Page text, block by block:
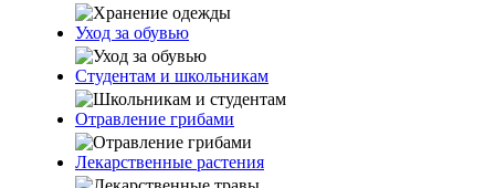
Уход за обувью
Студентам и школьникам
Отравление грибами
Лекарственные растения